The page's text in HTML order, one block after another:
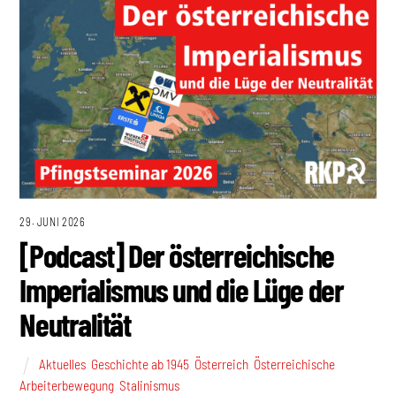
29. JUNI 2026
[Podcast] Der österreichische
Imperialismus und die Lüge der
Neutralität
Aktuelles Geschichte ab 1945 Österreich Österreichische
Arbeiterbewegung ,Stalinismus